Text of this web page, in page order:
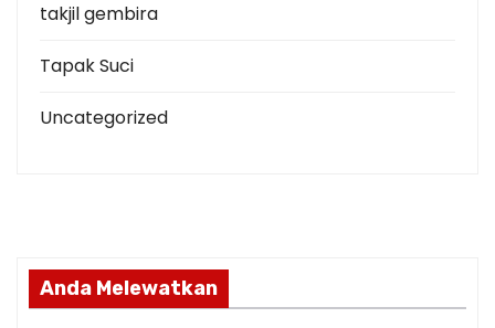
takjil gembira
Tapak Suci
Uncategorized
Anda Melewatkan